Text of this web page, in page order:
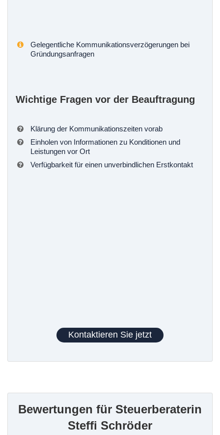
Gelegentliche Kommunikationsverzögerungen bei
Gründungsanfragen
Wichtige Fragen vor der Beauftragung
Klärung der Kommunikationszeiten vorab
Einholen von Informationen zu Konditionen und
Leistungen vor Ort
Verfügbarkeit für einen unverbindlichen Erstkontakt
Kontaktieren Sie jetzt
Bewertungen für Steuerberaterin
Steffi Schröder